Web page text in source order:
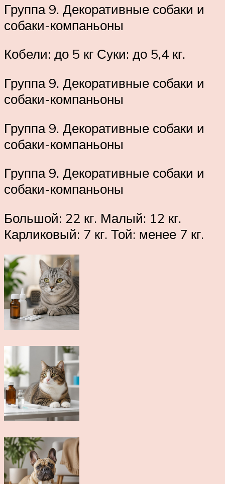
Группа 9. Декоративные собаки и
собаки-компаньоны
Кобели: до 5 кг Суки: до 5,4 кг.
Группа 9. Декоративные собаки и
собаки-компаньоны
Группа 9. Декоративные собаки и
собаки-компаньоны
Группа 9. Декоративные собаки и
собаки-компаньоны
Большой: 22 кг. Малый: 12 кг.
Карликовый: 7 кг. Той: менее 7 кг.